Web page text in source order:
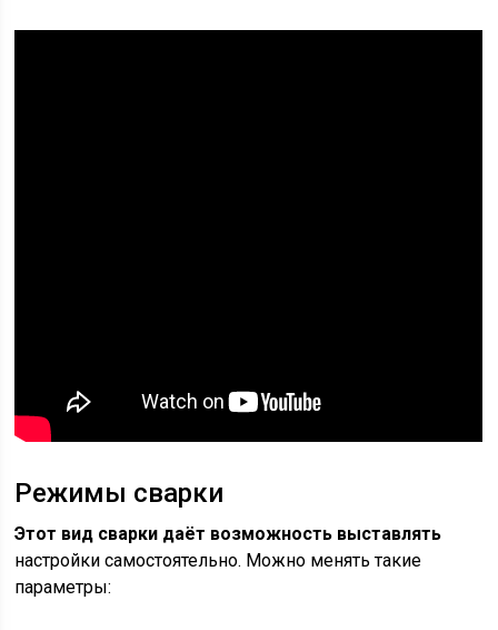
Режимы сварки
Этот вид сварки даёт возможность выставлять
настройки самостоятельно. Можно менять такие
параметры: